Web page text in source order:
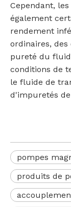
Cependant,
également
rendement
ordinaires, des
pureté du
conditions de
le fluide de
d'impuretés
pompes
produits de